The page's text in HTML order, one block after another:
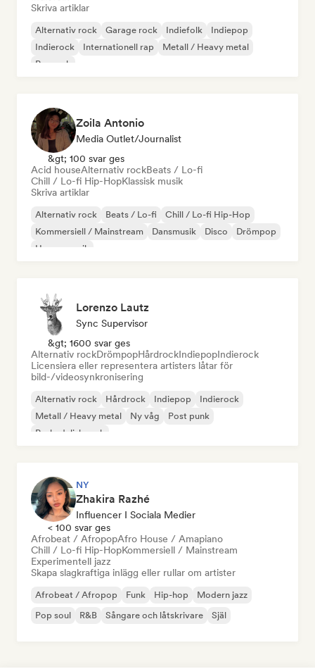
Skriva artiklar
Alternativ rock Garage rock Indiefolk
Indiepop
Indierock
Internationell rap
Metall / Heavy metal
Poprock
Zoila Antonio
Media Outlet/Journalist
&gt; 100 svar ges
Acid houseAlternativ rockBeats / Lo-fi
Chill / Lo-fi Hip-HopKlassisk musik
Skriva artiklar
Alternativ rock Beats / Lo-fi
Chill / Lo-fi Hip-Hop
Kommersiell / Mainstream
Dansmusik Disco
Drömpop
House-musik
Lorenzo Lautz
Sync Supervisor
&gt; 1600 svar ges
Alternativ rockDrömpopHårdrockIndiepopIndierock
Licensiera eller representera artisters låtar för
bild-/videosynkronisering
Alternativ rock Hårdrock Indiepop
Indierock
Metall / Heavy metal
Ny våg
Post punk
Psykedelisk rock
NY
Zhakira Razhé
Influencer I Sociala Medier
< 100 svar ges
Afrobeat / AfropopAfro House / Amapiano
Chill / Lo-fi Hip-HopKommersiell / Mainstream
Experimentell jazz
Skapa slagkraftiga inlägg eller rullar om artister
Afrobeat / Afropop Funk Hip-hop
Modern jazz
Pop soul
R&B Sångare och låtskrivare Själ